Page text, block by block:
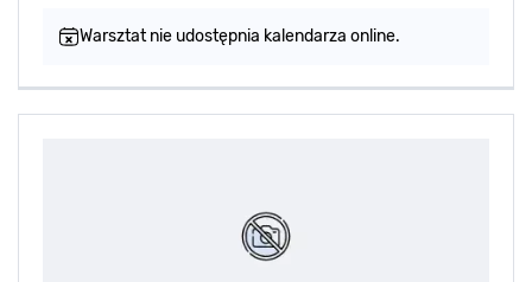
Warsztat nie udostępnia kalendarza online.